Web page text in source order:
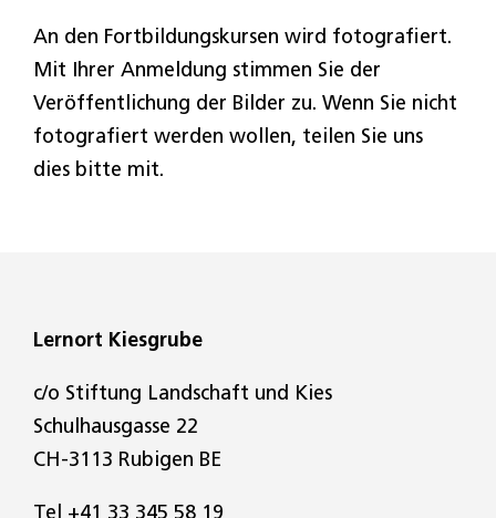
An den Fortbildungskursen wird fotografiert.
Mit Ihrer Anmeldung stimmen Sie der
Veröffentlichung der Bilder zu. Wenn Sie nicht
fotografiert werden wollen, teilen Sie uns
dies bitte mit.
Lernort Kiesgrube
c/o Stiftung Landschaft und Kies
Schulhausgasse 22
CH-3113 Rubigen BE